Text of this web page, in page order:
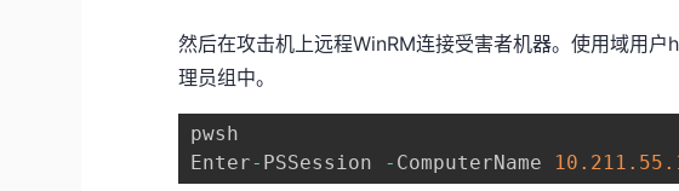
然后在攻击机上远程WinRM连接受害者机器。使用域用户
理员组中。
pwsh
Enter- PSSession - ComputerName 10.211 .55